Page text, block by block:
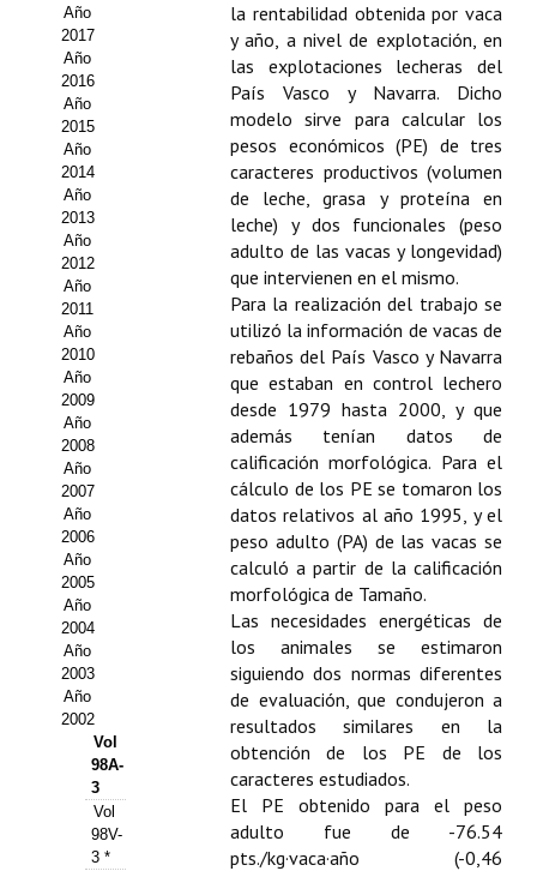
Equipo Editorial
Leer revista ITEA
Directrices para autores/as
Políticas Editoriales
Propuesta Volumen Especial
Sello Calidad FECYT
Premio Prensa Agraria
Buscador de Artículos
JORNADAS AIDA
Presentación Jornadas
Comunicaciones
Jornadas PAM 2026
Premio Jóvenes Investigadores
Buscador de Comunicaciones
Buscador de Comunicaciones
CONTACTO
BUSCADOR
Año
2017
Año
2016
Año
2015
Año
2014
Año
2013
Año
2012
Año
2011
Año
2010
Año
2009
Año
2008
Año
2007
Año
2006
Año
2005
Año
2004
Año
2003
Año
2002
Vol
98A-
3
Vol
98V-
3 *
la rentabilidad obtenida por vaca
y año, a nivel de explotación, en
las explotaciones lecheras del
País Vasco y Navarra. Dicho
modelo sirve para calcular los
pesos económicos (PE) de tres
caracteres productivos (volumen
de leche, grasa y proteína en
leche) y dos funcionales (peso
adulto de las vacas y longevidad)
que intervienen en el mismo.
Para la realización del trabajo se
utilizó la información de vacas de
rebaños del País Vasco y Navarra
que estaban en control lechero
desde 1979 hasta 2000, y que
además tenían datos de
calificación morfológica. Para el
cálculo de los PE se tomaron los
datos relativos al año 1995, y el
peso adulto (PA) de las vacas se
calculó a partir de la calificación
morfológica de Tamaño.
Las necesidades energéticas de
los animales se estimaron
siguiendo dos normas diferentes
de evaluación, que condujeron a
resultados similares en la
obtención de los PE de los
caracteres estudiados.
El PE obtenido para el peso
adulto fue de -76.54
pts./kg·vaca·año (-0,46